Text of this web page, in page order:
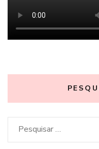
Pesquisar
por: